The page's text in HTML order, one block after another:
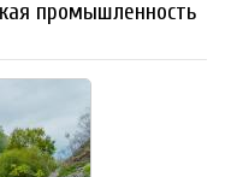
промышленность